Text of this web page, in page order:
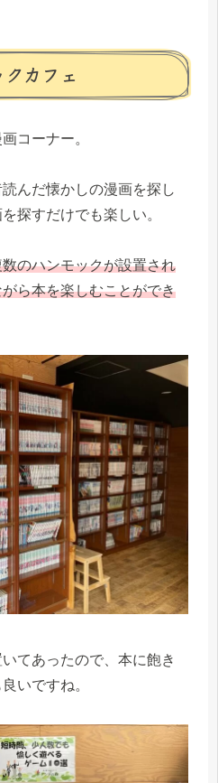
カフェ
コーナー。
んだ懐かしの漫画を探し
探すだけでも楽しい。
数のハンモックが設置され
ら本を楽しむことができ
てあったので、本に飽き
いですね。